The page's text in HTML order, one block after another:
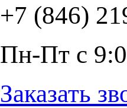
+7 (846)
Пн-Пт с
Заказать